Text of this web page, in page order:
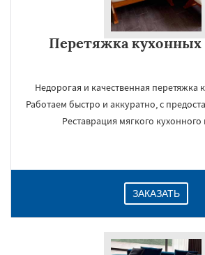
Перетяжка кухонных
Недорогая и качественная перетяжка
Работаем быстро и аккуратно, с
Реставрация мягкого кухонного
ЗАКАЗАТЬ